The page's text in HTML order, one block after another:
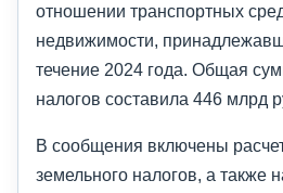
отношении транспортных
недвижимости,
течение 2024 года. Общая
налогов составила 446 млрд
В сообщения включены
земельного налогов, а также